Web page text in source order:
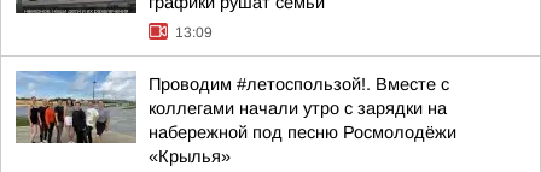
13:09
Проводим #летоспользой!. Вместе с
коллегами начали утро с зарядки на
набережной под песню Росмолодёжи
«Крылья»